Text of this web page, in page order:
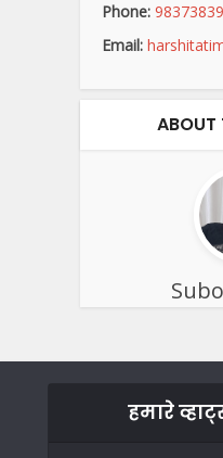
Phone:
Email:
ABOUT
हमारे